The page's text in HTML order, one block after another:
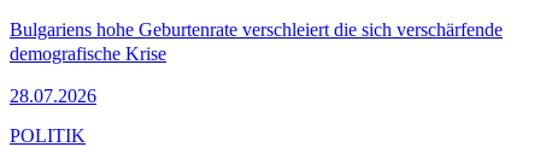
Bulgariens hohe Geburtenrate verschleiert die sich verschärfende
demografische Krise
28.07.2026
POLITIK